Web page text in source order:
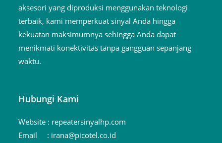
aksesori yang diproduksi menggunakan teknologi
terbaik, kami memperkuat sinyal Anda hingga
kekuatan maksimumnya sehingga Anda dapat
menikmati konektivitas tanpa gangguan sepanjang
waktu.
Hubungi Kami
Website : repeatersinyalhp.com
Email : irana@picotel.co.id